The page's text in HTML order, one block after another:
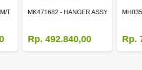
T MAIN SHAFT REVERSE
MK471682 - HANGER ASSY,FR
Rp. 492.840,00 Rp.